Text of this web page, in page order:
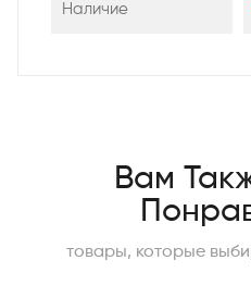
Наличие
Вам
товары, которые